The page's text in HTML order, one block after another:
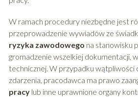
W ramach procedury niezbędne jest
przeprowadzenie wywiadów ze
ryzyka zawodowego na stanowisku
gromadzenie wszelkiej dokumentacji,
technicznej. W przypadku wątpliwości
zdarzenia, pracodawca ma prawo
pracylub inne uprawnione organy